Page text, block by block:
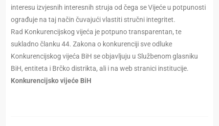
interesu izvjesnih interesnih struja od čega se Vijeće u potpunosti
ograđuje na taj način čuvajući vlastiti stručni integritet.
Rad Konkurencijskog vijeća je potpuno transparentan, te
sukladno članku 44. Zakona o konkurenciji sve odluke
Konkurencijskog vijeća BiH se objavljuju u Službenom glasniku
BiH, entiteta i Brčko distrikta, ali i na web stranici institucije.
Konkurencijsko vijeće BiH